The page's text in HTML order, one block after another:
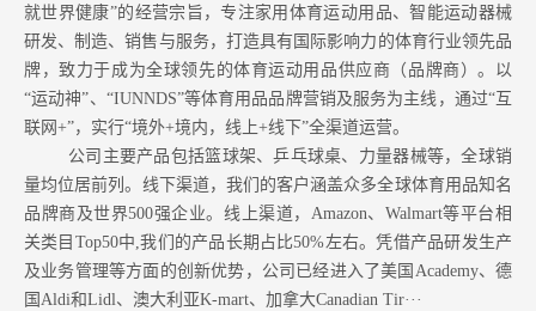
就世界健康”的经营宗旨，专注家用体育运动用品、智能运动器械
研发、制造、销售与服务，打造具有国际影响力的体育行业领先品
牌，致力于成为全球领先的体育运动用品供应商（品牌商）。以
“运动神”、“IUNNDS”等体育用品品牌营销及服务为主线，通过“互
联网+”，实行“境外+境内，线上+线下”全渠道运营。
公司主要产品包括篮球架、乒乓球桌、力量器械等，全球销
量均位居前列。 线下渠道，我们的客户涵盖众多全球体育用品知名
品牌商及世界500强企业。 线上渠道，Amazon、Walmart等平台相
关类目Top50中,我们的产品长期占比50%左右。凭借产品研发生产
及业务管理等方面的创新优势，公司已经进入了美国Academy、德
国Aldi和Lidl、澳大利亚K-mart、加拿大Canadian Tir···